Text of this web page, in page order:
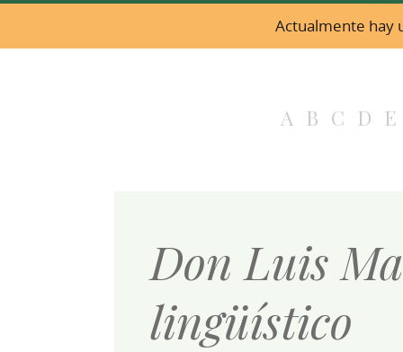
Actualmente hay
A B C D E
Don Luis
lingüístico